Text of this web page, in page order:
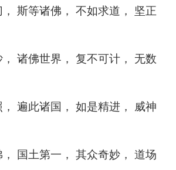
等诸佛， 不如求道， 坚正
佛世界， 复不可计， 无数
此诸国， 如是精进， 威神
土第一， 其众奇妙， 道场